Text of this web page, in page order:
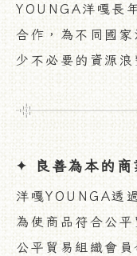
YOUNGA洋嘎長
合作，為不同國
少不必要的資源浪
✦ 良善為本的商
洋嘎YOUNGA透
為使商品符合公
公平貿易組織會